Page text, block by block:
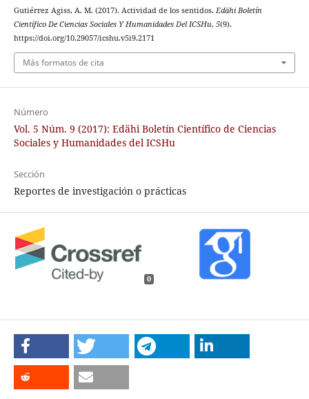
Gutiérrez Agiss, A. M. (2017). Actividad de los sentidos. Edähi Boletín
Científico De Ciencias Sociales Y Humanidades Del ICSHu, 5(9).
https://doi.org/10.29057/icshu.v5i9.2171
Más formatos de cita
Número
Vol. 5 Núm. 9 (2017): Edähi Boletín Científico de Ciencias
Sociales y Humanidades del ICSHu
Sección
Reportes de investigación o prácticas
0